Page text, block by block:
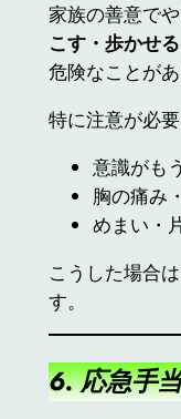
家族の善意で
こす・歩かせ
危険なことがあ
特に注意が必要
意識がも
胸の痛み
めまい・
こうした場合は
す。
6. 応急手